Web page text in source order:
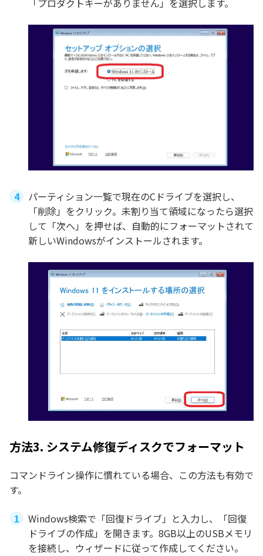
「プロダクトキーがありません」を選択します。
パーティション一覧で現在のCドライブを選択し、
「削除」をクリック。未割り当て領域になったら選択
して「次へ」を押せば、自動的にフォーマットされて
新しいWindowsがインストールされます。
方法3. システム修復ディスクでフォーマット
コマンドライン操作に慣れている場合、この方法も有効で
す。
Windows検索で「回復ドライブ」と入力し、「回復
ドライブの作成」を開きます。8GB以上のUSBメモリ
を接続し、ウィザードに従って作成してください。